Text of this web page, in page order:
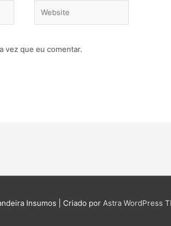
vez que eu comentar.
Insumos | Criado por Astra WordPress